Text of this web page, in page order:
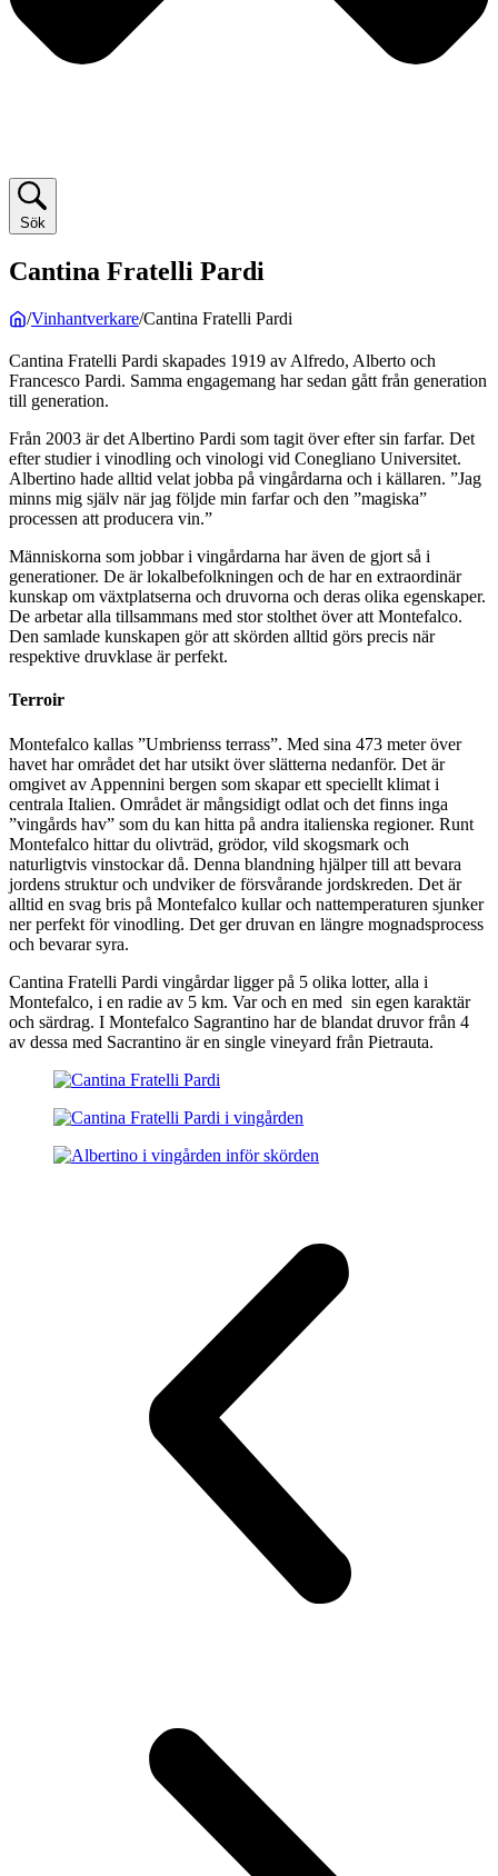
Sök
Cantina Fratelli Pardi
/Vinhantverkare/Cantina Fratelli Pardi
Cantina Fratelli Pardi skapades 1919 av Alfredo, Alberto och
Francesco Pardi. Samma engagemang har sedan gått från generation
till generation.
Från 2003 är det Albertino Pardi som tagit över efter sin farfar. Det
efter studier i vinodling och vinologi vid Conegliano Universitet.
Albertino hade alltid velat jobba på vingårdarna och i källaren. ”Jag
minns mig själv när jag följde min farfar och den ”magiska”
processen att producera vin.”
Människorna som jobbar i vingårdarna har även de gjort så i
generationer. De är lokalbefolkningen och de har en extraordinär
kunskap om växtplatserna och druvorna och deras olika egenskaper.
De arbetar alla tillsammans med stor stolthet över att Montefalco.
Den samlade kunskapen gör att skörden alltid görs precis när
respektive druvklase är perfekt.
Terroir
Montefalco kallas ”Umbrienss terrass”. Med sina 473 meter över
havet har området det har utsikt över slätterna nedanför. Det är
omgivet av Appennini bergen som skapar ett speciellt klimat i
centrala Italien. Området är mångsidigt odlat och det finns inga
”vingårds hav” som du kan hitta på andra italienska regioner. Runt
Montefalco hittar du olivträd, grödor, vild skogsmark och
naturligtvis vinstockar då. Denna blandning hjälper till att bevara
jordens struktur och undviker de försvårande jordskreden. Det är
alltid en svag bris på Montefalco kullar och nattemperaturen sjunker
ner perfekt för vinodling. Det ger druvan en längre mognadsprocess
och bevarar syra.
Cantina Fratelli Pardi vingårdar ligger på 5 olika lotter, alla i
Montefalco, i en radie av 5 km. Var och en med sin egen karaktär
och särdrag. I Montefalco Sagrantino har de blandat druvor från 4
av dessa med Sacrantino är en single vineyard från Pietrauta.